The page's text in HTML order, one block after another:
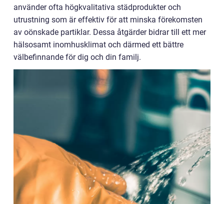
använder ofta högkvalitativa städprodukter och
utrustning som är effektiv för att minska förekomsten
av oönskade partiklar. Dessa åtgärder bidrar till ett mer
hälsosamt inomhusklimat och därmed ett bättre
välbefinnande för dig och din familj.